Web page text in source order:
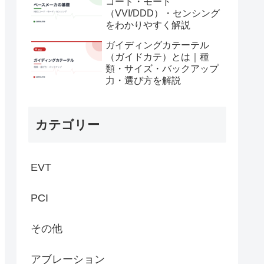
（VVI/DDD）・センシング
をわかりやすく解説
ガイディングカテーテル
（ガイドカテ）とは｜種
類・サイズ・バックアップ
力・選び方を解説
カテゴリー
EVT
PCI
その他
アブレーション